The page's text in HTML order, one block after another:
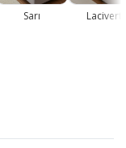
Sarı Lacivert